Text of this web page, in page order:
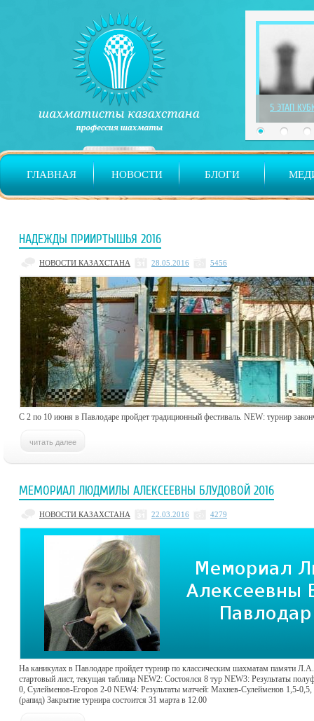
ГЛАВНАЯ НОВОСТИ БЛОГИ
1 ЭТАП
НАДЕЖДЫ ПРИИРТЫШЬЯ 2016
НОВОСТИ КАЗАХСТАНА 28.05.2016 5456
С 2 по 10 июня в Павлодаре пройдет традиционный фестиваль. NEW: турнир
МЕМОРИАЛ ЛЮДМИЛЫ АЛЕКСЕЕВНЫ БЛУДОВОЙ 2016
НОВОСТИ КАЗАХСТАНА 22.03.2016 4279
На каникулах в Павлодаре пройдет турнир по классическим шахматам памяти
стартовый лист, текущая таблица NEW2: Состоялся 8 тур NEW3: Результаты
0, Сулейменов-Егоров 2-0 NEW4: Результаты матчей: Махнев-Сулейменов 1,5-
(рапид) Закрытие турнира состоится 31 марта в 12.00